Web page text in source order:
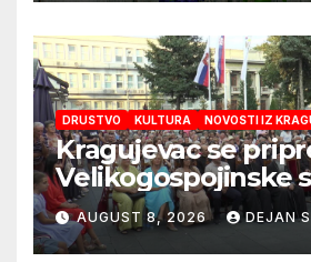
DRUSTVO KULTURA NOVOSTI IZ
Kragujevac se
Velikogospojinske
koje počinju 27.
AUGUST 8, 2026 DEJAN